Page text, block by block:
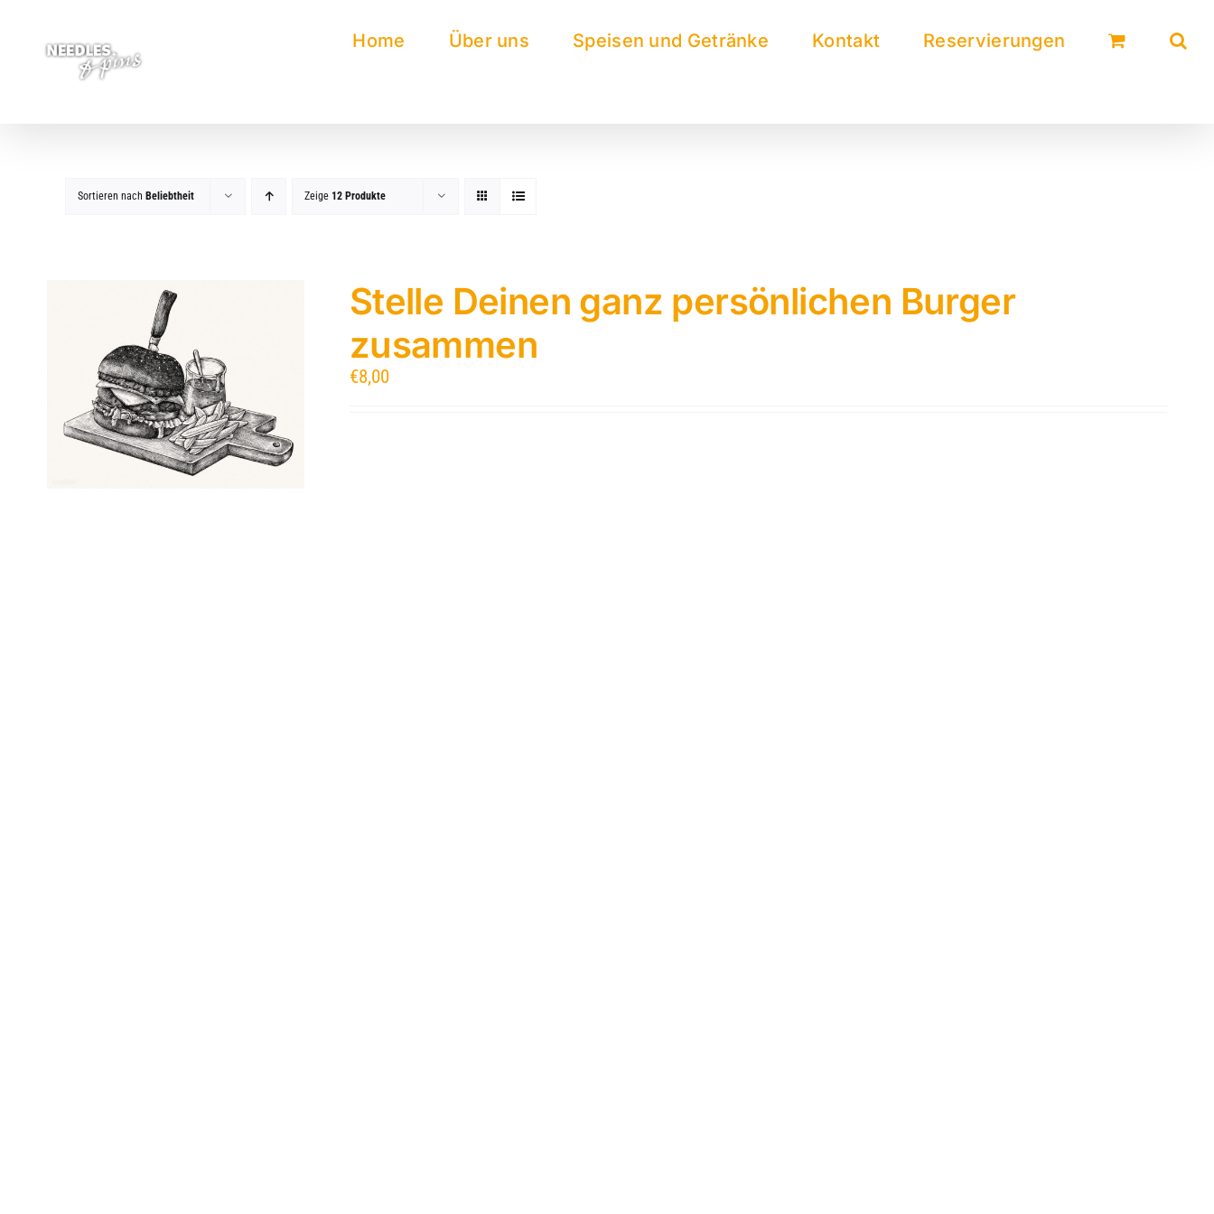
springen
Home Über uns Speisen und Getränke Kontakt Reservierungen
Sortieren nach Beliebtheit Zeige 12 Produkte
Stelle Deinen ganz persönlichen Burger
zusammen
€8,00